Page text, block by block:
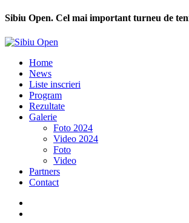
Sibiu Open. Cel mai important turneu de
Home
News
Liste inscrieri
Program
Rezultate
Galerie
Foto 2024
Video 2024
Foto
Video
Partners
Contact